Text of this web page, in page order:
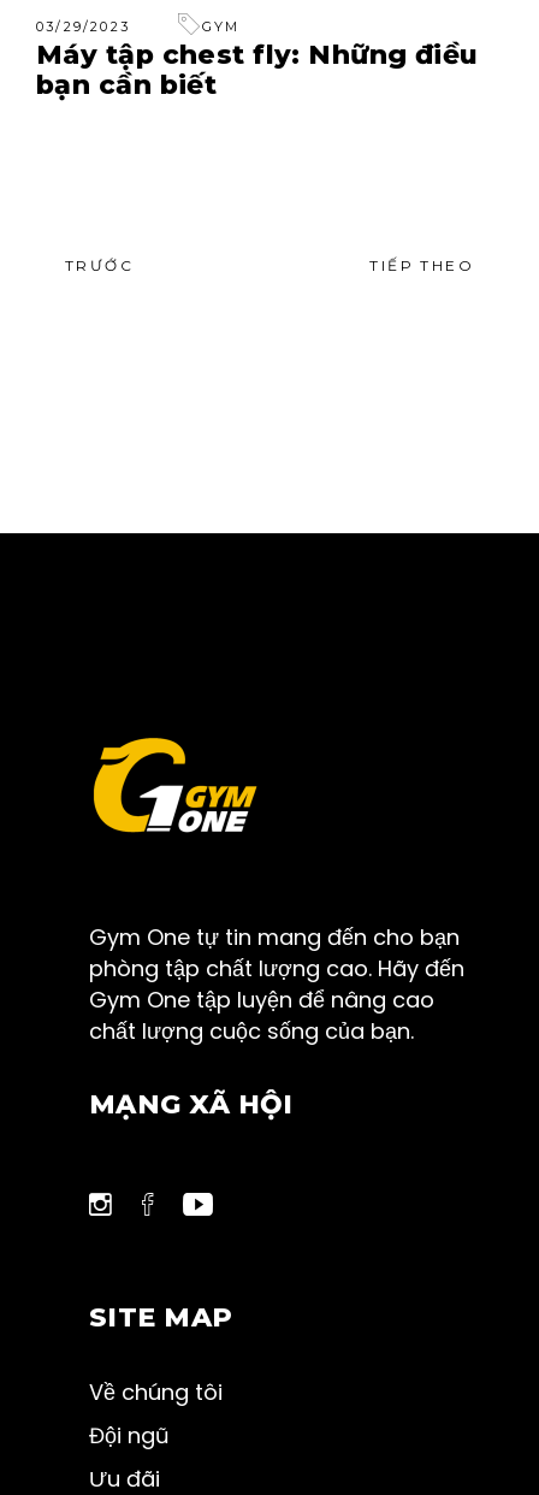
03/29/2023 GYM
Máy tập chest fly: Những điều
bạn cần biết
TRƯỚC TIẾP THEO
Gym One tự tin mang đến cho bạn
phòng tập chất lượng cao. Hãy đến
Gym One tập luyện để nâng cao
chất lượng cuộc sống của bạn.
MẠNG XÃ HỘI
SITE MAP
Về chúng tôi
Đội ngũ
Ưu đãi